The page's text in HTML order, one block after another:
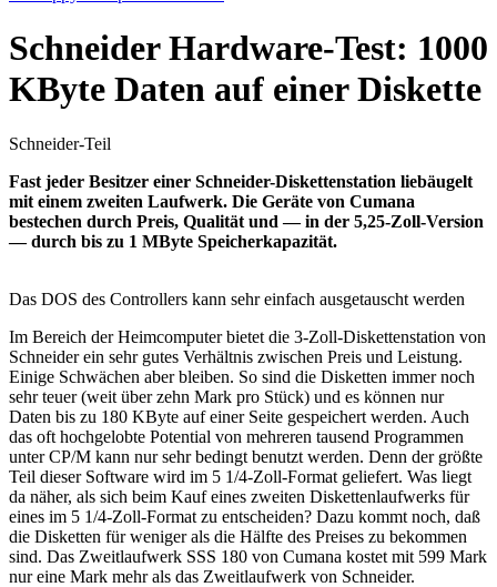
Schneider Hardware-Test: 1000
KByte Daten auf einer Diskette
Schneider-Teil
Fast jeder Besitzer einer Schneider-Diskettenstation liebäugelt
mit einem zweiten Laufwerk. Die Geräte von Cumana
bestechen durch Preis, Qualität und — in der 5,25-Zoll-Version
— durch bis zu 1 MByte Speicherkapazität.
Das DOS des Controllers kann sehr einfach ausgetauscht werden
Im Bereich der Heimcomputer bietet die 3-Zoll-Diskettenstation von
Schneider ein sehr gutes Verhältnis zwischen Preis und Leistung.
Einige Schwächen aber bleiben. So sind die Disketten immer noch
sehr teuer (weit über zehn Mark pro Stück) und es können nur
Daten bis zu 180 KByte auf einer Seite gespeichert werden. Auch
das oft hochgelobte Potential von mehreren tausend Programmen
unter CP/M kann nur sehr bedingt benutzt werden. Denn der größte
Teil dieser Software wird im 5 1/4-Zoll-Format geliefert. Was liegt
da näher, als sich beim Kauf eines zweiten Diskettenlaufwerks für
eines im 5 1/4-Zoll-Format zu entscheiden? Dazu kommt noch, daß
die Disketten für weniger als die Hälfte des Preises zu bekommen
sind. Das Zweitlaufwerk SSS 180 von Cumana kostet mit 599 Mark
nur eine Mark mehr als das Zweitlaufwerk von Schneider.